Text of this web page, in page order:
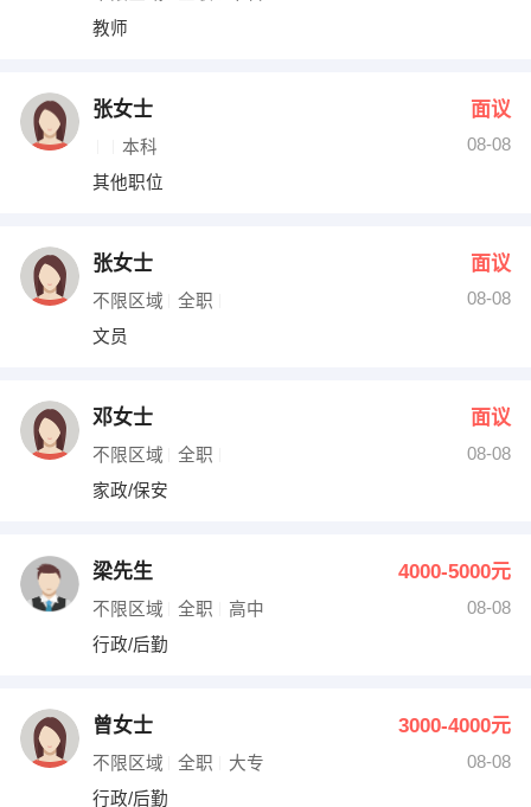
教师
张女士 面议
本科
08-08
其他职位
张女士 面议
不限区域 全职
08-08
文员
邓女士 面议
不限区域 全职
08-08
家政/保安
梁先生 4000-5000元
不限区域 全职 高中
08-08
行政/后勤
曾女士 3000-4000元
不限区域 全职 大专
08-08
行政/后勤